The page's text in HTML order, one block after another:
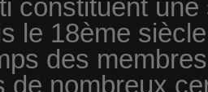
constituent
le 18ème
des
de nombreux